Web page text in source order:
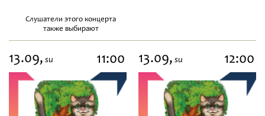
Слушатели этого концерта
также выбирают
13.09, su 11:00 13.09, su 12:00